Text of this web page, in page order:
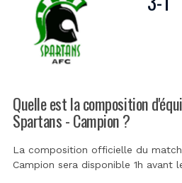
Quelle est la composition
Spartans - Campion ?
La composition officielle du
Campion sera disponible 1h avant